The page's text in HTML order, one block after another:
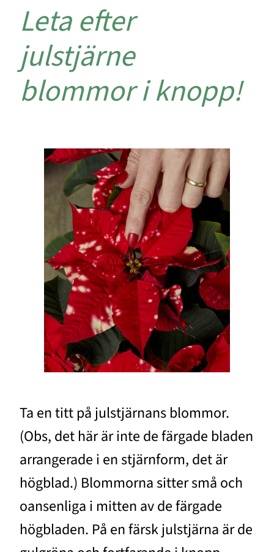
Leta efter
julstjärne
blommor i knopp!
Ta en titt på julstjärnans blommor.
(Obs, det här är inte de färgade bladen
arrangerade i en stjärnform, det är
högblad.) Blommorna sitter små och
oansenliga i mitten av de färgade
högbladen. På en färsk julstjärna är de